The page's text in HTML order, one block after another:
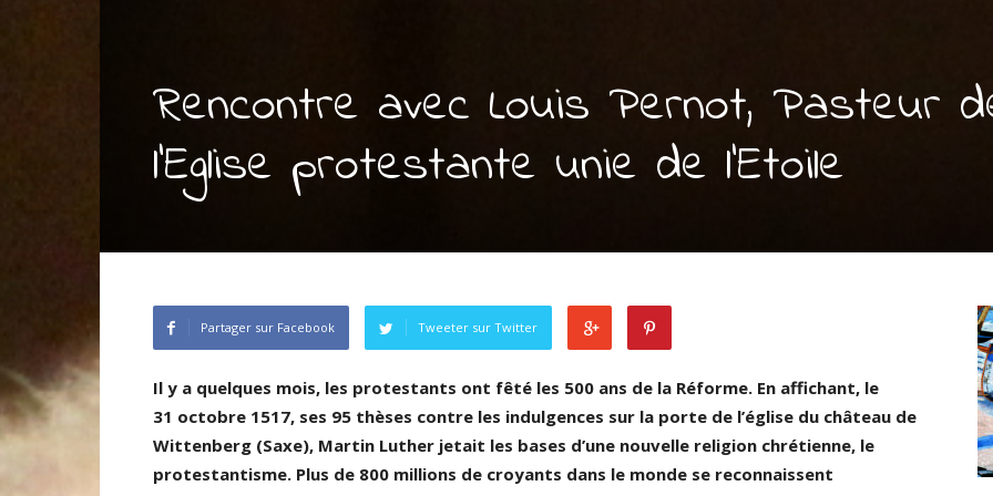
Rencontre avec Louis Pernot, Pasteur
l’Eglise protestante unie de l’Etoile
Partager sur Facebook Tweeter sur Twitter
Il y a quelques mois, les protestants ont fêté les 500 ans de la Réforme. En affichant, le
31 octobre 1517, ses 95 thèses contre les indulgences sur la porte de l’église du château de
Wittenberg (Saxe), Martin Luther jetait les bases d’une nouvelle religion chrétienne, le
protestantisme. Plus de 800 millions de croyants dans le monde se reconnaissent